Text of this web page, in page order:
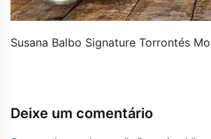
Susana Balbo Signature Torrontés
Deixe um comentário